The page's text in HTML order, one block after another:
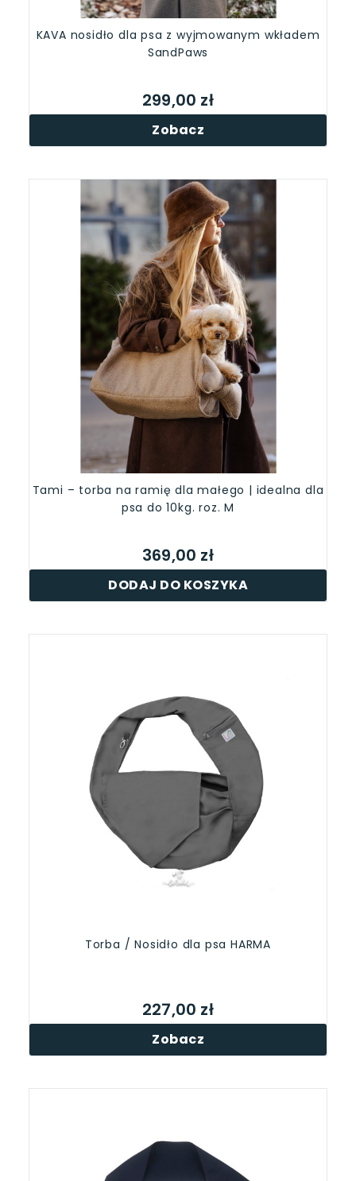
KAVA nosidło dla psa z wyjmowanym wkładem
SandPaws
299,00 zł
Zobacz
Tami – torba na ramię dla małego | idealna dla
psa do 10kg. roz. M
369,00 zł
DODAJ DO KOSZYKA
Torba / Nosidło dla psa HARMA
227,00 zł
Zobacz